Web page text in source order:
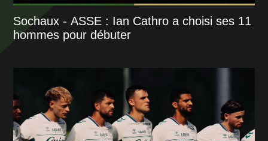
Sochaux - ASSE : Ian Cathro a choisi ses 11
hommes pour débuter